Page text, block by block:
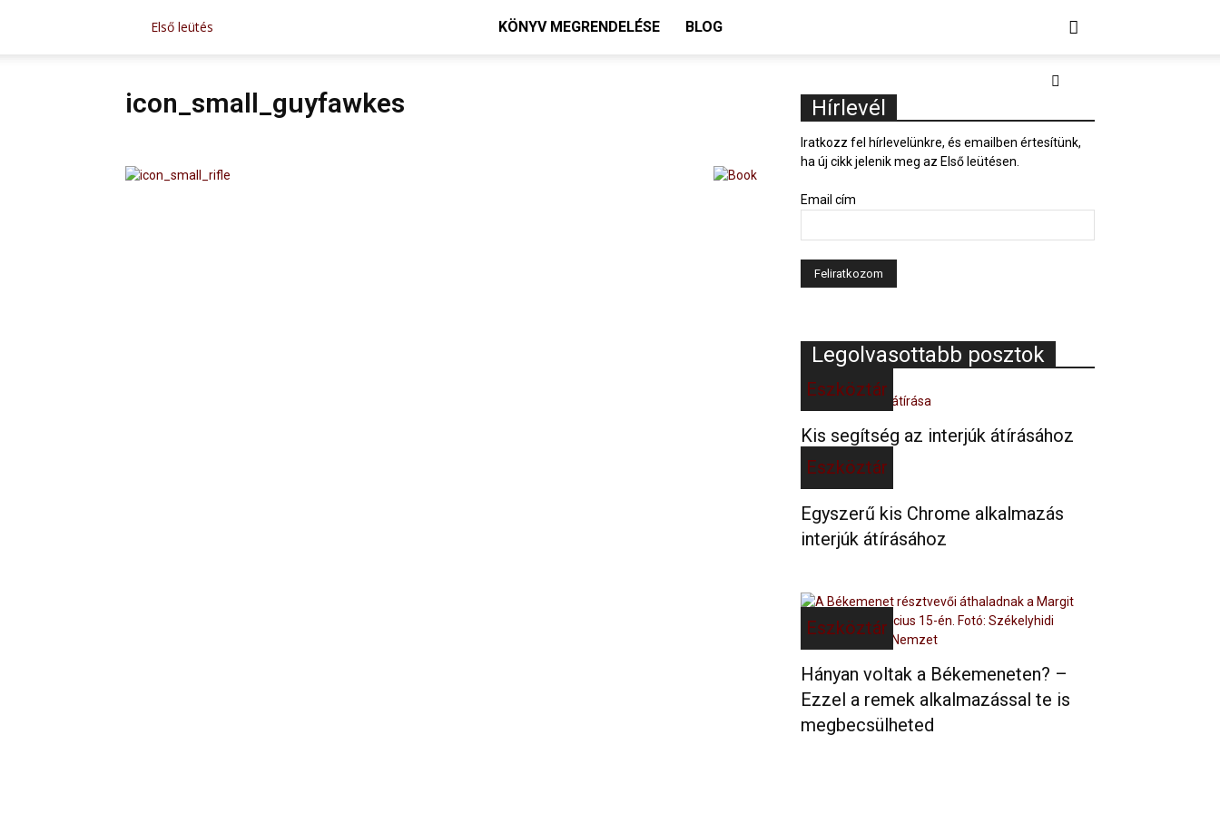
Első leütés KÖNYV MEGRENDELÉSE BLOG
icon_small_guyfawkes Hírlevél
Iratkozz fel hírlevelünkre, és emailben értesítünk,
ha új cikk jelenik meg az Első leütésen.
Email cím
Legolvasottabb posztok
Eszköztár
Kis segítség az interjúk átírásához
Eszköztár
Egyszerű kis Chrome alkalmazás
interjúk átírásához
Eszköztár
Hányan voltak a Békemeneten? –
Ezzel a remek alkalmazással te is
megbecsülheted